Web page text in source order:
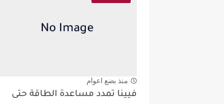
منذ بضع اعوام
فيينا تمدد مساعدة الطاقة حتى